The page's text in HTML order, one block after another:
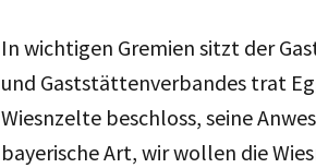
In wichtigen Gremien sitzt der
und Gaststättenverbandes trat
Wiesnzelte beschloss, seine
bayerische Art, wir wollen die